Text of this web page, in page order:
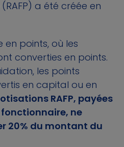
(RAFP) a été créée en
en points, où les
converties en points.
les points
en capital ou en
RAFP, payées
ne
20% du montant du